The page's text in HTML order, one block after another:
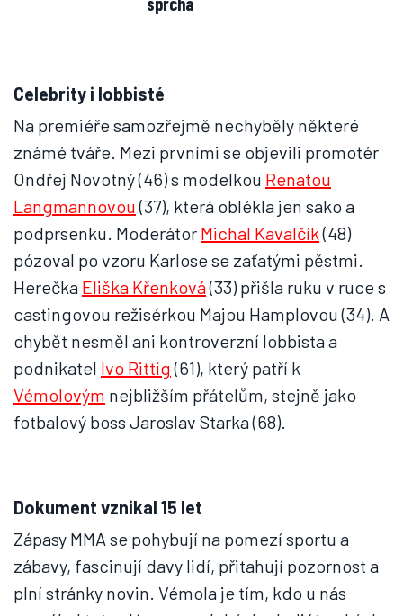
Celebrity i lobbisté
Na premiéře samozřejmě nechyběly některé
známé tváře. Mezi prvními se objevili promotér
Ondřej Novotný (46) s modelkou Renatou
Langmannovou(37), která oblékla jen sako a
podprsenku. Moderátor Michal Kavalčík(48)
pózoval po vzoru Karlose se zaťatými pěstmi.
Herečka Eliška Křenková(33) přišla ruku v ruce s
castingovou režisérkou Majou Hamplovou (34). A
chybět nesměl ani kontroverzní lobbista a
podnikatel Ivo Rittig(61), který patří k
Vémolovým nejbližším přátelům, stejně jako
fotbalový boss Jaroslav Starka (68).
Dokument vznikal 15 let
Zápasy MMA se pohybují na pomezí sportu a
zábavy, fascinují davy lidí, přitahují pozornost a
plní stránky novin. Vémola je tím, kdo u nás